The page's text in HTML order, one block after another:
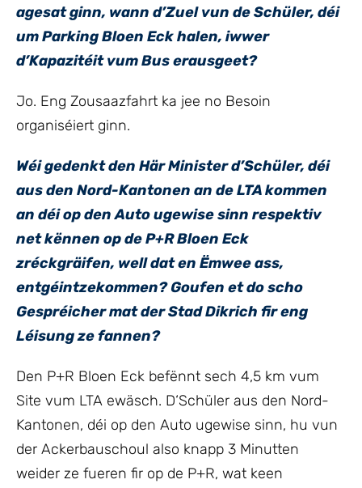
agesat ginn, wann d’Zuel vun de Schüler, déi
um Parking Bloen Eck halen, iwwer
d’Kapazitéit vum Bus erausgeet?
Jo. Eng Zousaazfahrt ka jee no Besoin
organiséiert ginn.
Wéi gedenkt den Här Minister d’Schüler, déi
aus den Nord-Kantonen an de LTA kommen
an déi op den Auto ugewise sinn respektiv
net kënnen op de P+R Bloen Eck
zréckgräifen, well dat en Ëmwee ass,
entgéintzekommen? Goufen et do scho
Gespréicher mat der Stad Dikrich fir eng
Léisung ze fannen?
Den P+R Bloen Eck befënnt sech 4,5 km vum
Site vum LTA ewäsch. D‘Schüler aus den Nord-
Kantonen, déi op den Auto ugewise sinn, hu vun
der Ackerbauschoul also knapp 3 Minutten
weider ze fueren fir op de P+R, wat keen